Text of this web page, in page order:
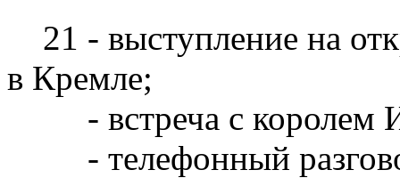
21 - выступление на
в Кремле;
- встреча с королем
- телефонный